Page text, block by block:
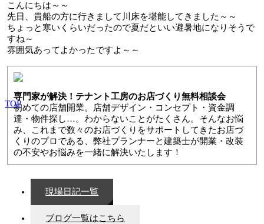
TOP
こんにちは～～
先日、貴船の方に行きまして川床を堪能してきました～～
ちょっと寒いくらいだったので夏だといい避暑地になりそうで
すね～
雰囲気あってよかったですよ～～
専門家が解決！テナント工房のお店づくり無料相談会
初めての店舗開業。店舗デザイン・コンセプト・資金調
達・物件探し…。わからないことがたくさん。そんなお悩
み、これまで数々のお店づくりをサポートしてきたお店づ
くりのプロである、弊社プランナーと建築士が開業・改装
の不安やお悩みを一緒に解決いたします！
現場日記一覧
ブログ一覧はこちら